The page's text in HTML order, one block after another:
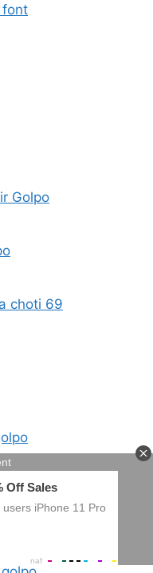
font
Golpo
choti 69